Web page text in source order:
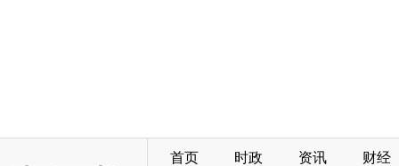
首页 时政 资讯 财经